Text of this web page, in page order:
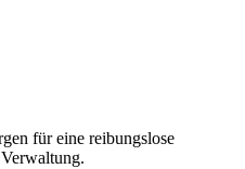
für eine reibungslose